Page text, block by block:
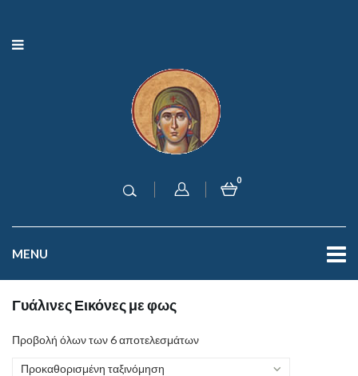
0
MENU
Γυάλινες Εικόνες με φως
Προβολή όλων των 6 αποτελεσμάτων
Προκαθορισμένη ταξινόμηση